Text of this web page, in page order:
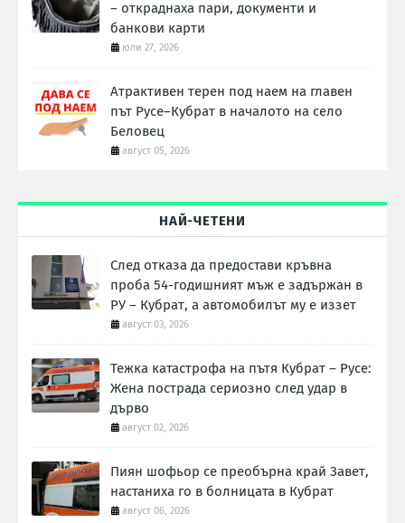
– откраднаха пари, документи и
банкови карти
юли 27, 2026
Атрактивен терен под наем на главен
път Русе–Кубрат в началото на село
Беловец
август 05, 2026
НАЙ-ЧЕТЕНИ
След отказа да предостави кръвна
проба 54-годишният мъж е задържан в
РУ – Кубрат, а автомобилът му е иззет
август 03, 2026
Тежка катастрофа на пътя Кубрат – Русе:
Жена пострада сериозно след удар в
дърво
август 02, 2026
Пиян шофьор се преобърна край Завет,
настаниха го в болницата в Кубрат
август 06, 2026